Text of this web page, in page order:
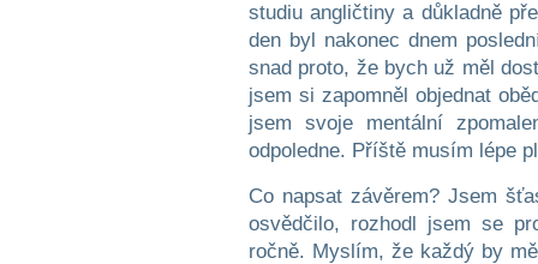
studiu angličtiny a důkladně
den byl nakonec dnem
snad proto, že bych už měl
jsem si zapomněl objednat
jsem svoje mentální
odpoledne. Příště musím lépe
Co napsat závěrem? Jsem
osvědčilo, rozhodl jsem se
ročně. Myslím, že každý by